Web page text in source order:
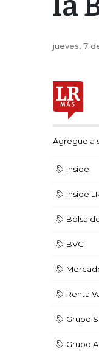
jueves, 7
Agregue a
Inside
Inside
Bolsa
BVC
Renta
Grupo
Grupo